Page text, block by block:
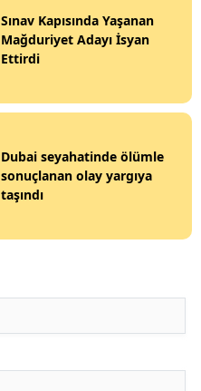
Sınav Kapısında Yaşanan
Mağduriyet Adayı İsyan
Ettirdi
Dubai seyahatinde ölümle
sonuçlanan olay yargıya
taşındı